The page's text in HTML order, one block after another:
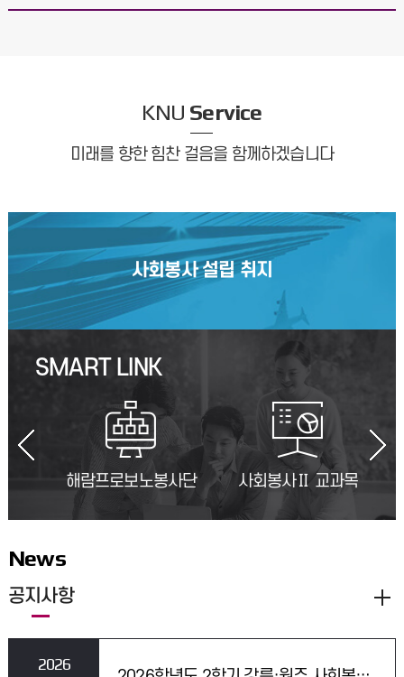
KNU Service
미래를 향한 힘찬 걸음을 함께하겠습니다
사회봉사 설립 취지
SMART LINK
해람프로보노봉사단 사회봉사Ⅱ 교과목
News
공지사항
2026